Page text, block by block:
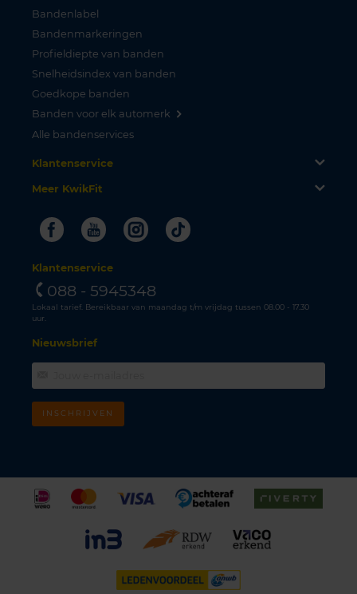
Bandenlabel
Bandenmarkeringen
Profieldiepte van banden
Snelheidsindex van banden
Goedkope banden
Banden voor elk automerk
Alle bandenservices
Klantenservice
Meer KwikFit
FacebookYoutubeInstagram
Tiktok
Klantenservice
088 - 5945348
Lokaal tarief. Bereikbaar van maandag t/m vrijdag tussen 08.00 - 17.30
uur.
Nieuwsbrief
INSCHRIJVEN